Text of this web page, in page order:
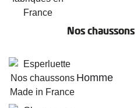
Nos chaussons
Homme